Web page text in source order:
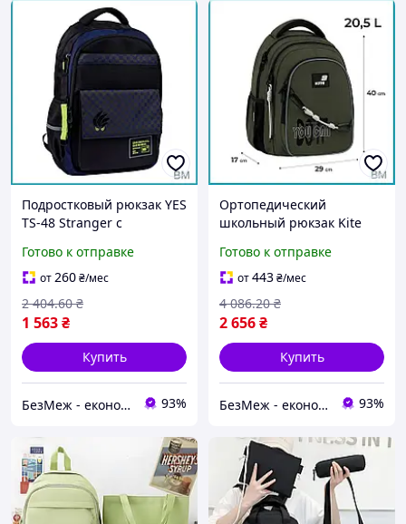
Подростковый рюкзак YES
TS-48 Stranger с
городской портфель для
мальчика BM1
Готово к отправке
от260₴/мес
1 563₴
2 404.60 ₴
Купить
БезМеж - економія поруч! 93%
Ортопедический
школьный рюкзак Kite
8001M-2 подростковый
портфель для учебы BM1
Готово к отправке
от443₴/мес
2 656₴
4 086.20 ₴
Купить
БезМеж - економія поруч! 93%